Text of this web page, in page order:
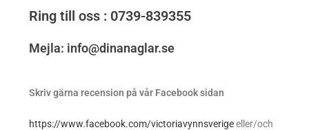
Ring till oss : 0739-839355
Mejla: info@dinanaglar.se
Skriv gärna recension på vår Facebook sidan
https://www.facebook.com/victoriavynnsverigeeller/och